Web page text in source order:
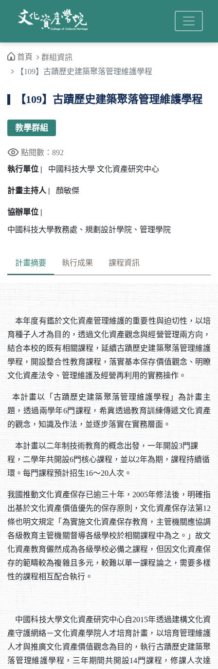
首頁
群組資訊
【109】古蹟歷史建築聚落管理維護學程
【109】古蹟歷史建築聚落管理維護學程
教學群組
點閱數：892
執行單位 |
中國科技大學 文化資產研究中心
計畫主持人 | 顏敏傑
協辦單位 |
中國科技大學教務處、規劃設計學院、管理學院
計畫摘要 執行成果 課程資訊
本年度有鑑於文化資產管理維護的重要性與迫切性，以培
育種子人才為目的，透過文化資產觀念與經營管理兩方向，
結合本校的既有相關課程，延續古蹟歷史建築聚落管理維護
學程，開設整合性教育課程，落實基本保存價值觀念、明瞭
文化資產法令、管理維護及經營再利用的實務操作。
本計畫以「古蹟歷史建築聚落管理維護學程」為計畫主
題，透過兩學年6門課程，希冀透過教育訓練傳遞文化資產
的觀念，知識及作法，並逐步落實在實務層面。
本計畫以二年制技術教育的概念出發，一年開設3門課
程，二學年共開設6門核心課程，並以2年為期，課程持續循
環。每門課程預計招生16〜20人次。
我國推動文化資產保存已逾三十年，2005年修法後，明確指
出基於文化資產價值優先的保存原則，文化資產保存法第12
條也明文規定「為實施文化資產保存教育，主管機關應協調
各級教育主管機關督導各級學校於相關課程中為之。」故文
化資產教育儼然成為各級學校必備之課程，但因文化資產保
存的範疇較為複雜且多元，較難以單一課程論之，需要多樣
性的課程相互配合執行。
中國科技大學文化資產研究中心自2015年透過建構文化資
產守護網絡－文化資產學院人才培育計畫，以培育管理維護
人才與推廣文化資產價值觀念為目的，執行古蹟歷史建築聚
落管理維護學程，三年期間共開設14門課程，修課人次達